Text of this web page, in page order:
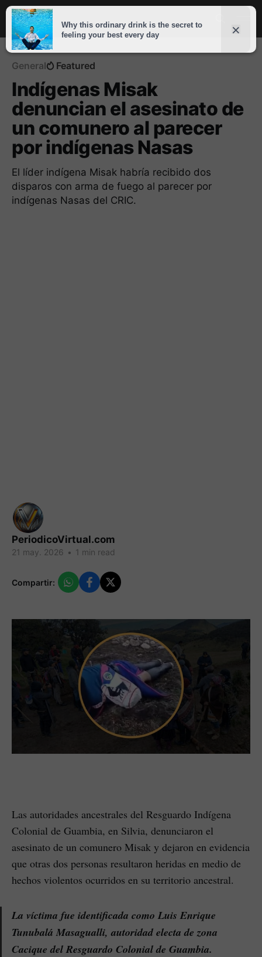
General Featured
Indígenas Misak
denuncian el asesinato de
un comunero al parecer
por indígenas Nasas
El líder indígena Misak habría recibido dos
disparos con arma de fuego al parecer por
indígenas Nasas del CRIC.
PeriodicoVirtual.com
21 may. 2026 • 1 min read
Compartir:
Las autoridades ancestrales del Resguardo Indígena
Colonial de Guambia, en Silvia, denunciaron el
asesinato de un comunero Misak y dejaron en evidencia
que otras dos personas resultaron heridas en medio de
hechos violentos ocurridos en su territorio ancestral.
La víctima fue identificada como Luis Enrique
Tunubalá Masagualli, autoridad electa de zona
Cacique del Resguardo Colonial de Guambia.